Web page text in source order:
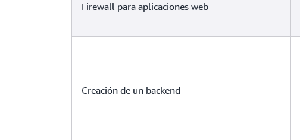
Firewall para aplicaciones web
Creación de un backend